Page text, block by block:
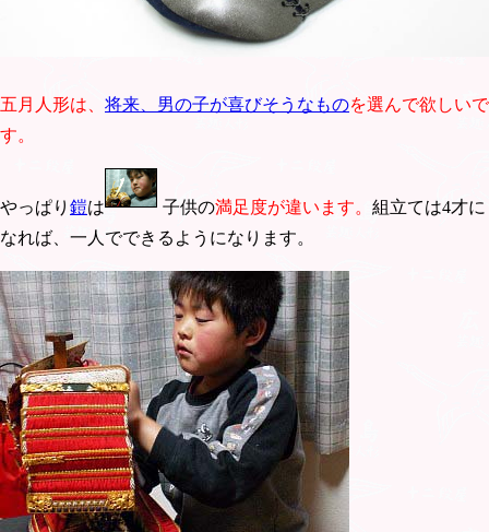
五月人形は、 将来、男の子が喜びそうなものを選んで欲しいで
す。
やっぱり 鎧は 子供の満足度が違います。 組立ては4才に
なれば、一人でできるようになります。